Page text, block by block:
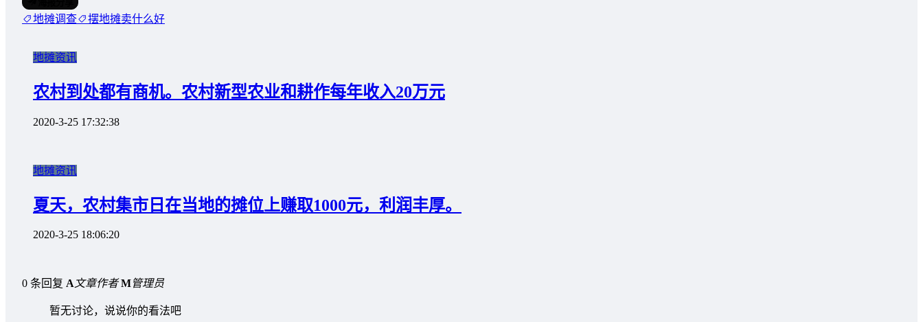
地摊调查 摆地摊卖什么好
地摊资讯
农村到处都有商机。农村新型农业和耕作每年收入20万元
2020-3-25 17:32:38
地摊资讯
夏天，农村集市日在当地的摊位上赚取1000元，利润丰厚。
2020-3-25 18:06:20
0 条回复 A文章作者 M管理员
暂无讨论，说说你的看法吧